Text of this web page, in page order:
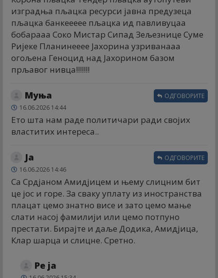
изградња пљацка ресурси јавна предузеца
пљацка банкеееее пљацка ид павливуцаа
бобарааа Соко Мистар Сипад Зељезнице Суме
Ријеке Планинееее Јахорина узриванааа
огољена Геноцид над Јахорином базом
прљавог нивца!!!!!!!
Муња
16.06.2026 14:44
Ето шта нам раде политичари ради својих
властитих интереса..
ОДГОВОРИТЕ
Ја
16.06.2026 14:46
Са Срдјаном Амидјицем и њему слицним бит
це јос и горе. За сваку уплату из иностранства
плацат цемо знатно висе и зато цемо мање
слати насој фамилији или цемо потпуно
престати. Бирајте и даље Додика, Амидјица,
Клар шарца и слицне. Сретно.
ОДГОВОРИТЕ
Ре ја